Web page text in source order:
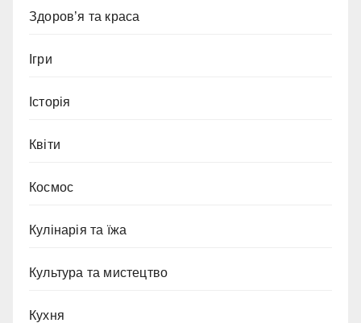
Здоров’я та краса
Ігри
Історія
Квіти
Космос
Кулінарія та їжа
Культура та мистецтво
Кухня